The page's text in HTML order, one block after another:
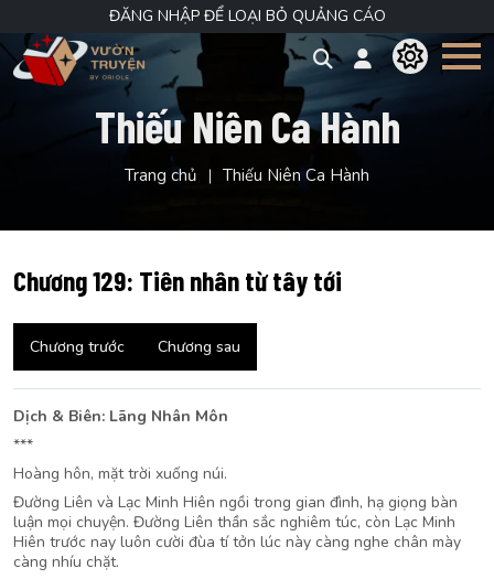
ĐĂNG NHẬP ĐỂ LOẠI BỎ QUẢNG CÁO
Thiếu Niên Ca Hành
Trang chủ Thiếu Niên Ca Hành
Chương 129: Tiên nhân từ tây tới
Chương trước Chương sau
Dịch & Biên: Lãng Nhân Môn
***
Hoàng hôn, mặt trời xuống núi.
Đường Liên và Lạc Minh Hiên ngồi trong gian đình, hạ giọng bàn
luận mọi chuyện. Đường Liên thần sắc nghiêm túc, còn Lạc Minh
Hiên trước nay luôn cười đùa tí tởn lúc này càng nghe chân mày
càng nhíu chặt.